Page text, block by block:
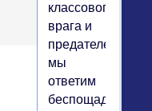
классового
врага и
предателей
мы
ответим
беспощадным